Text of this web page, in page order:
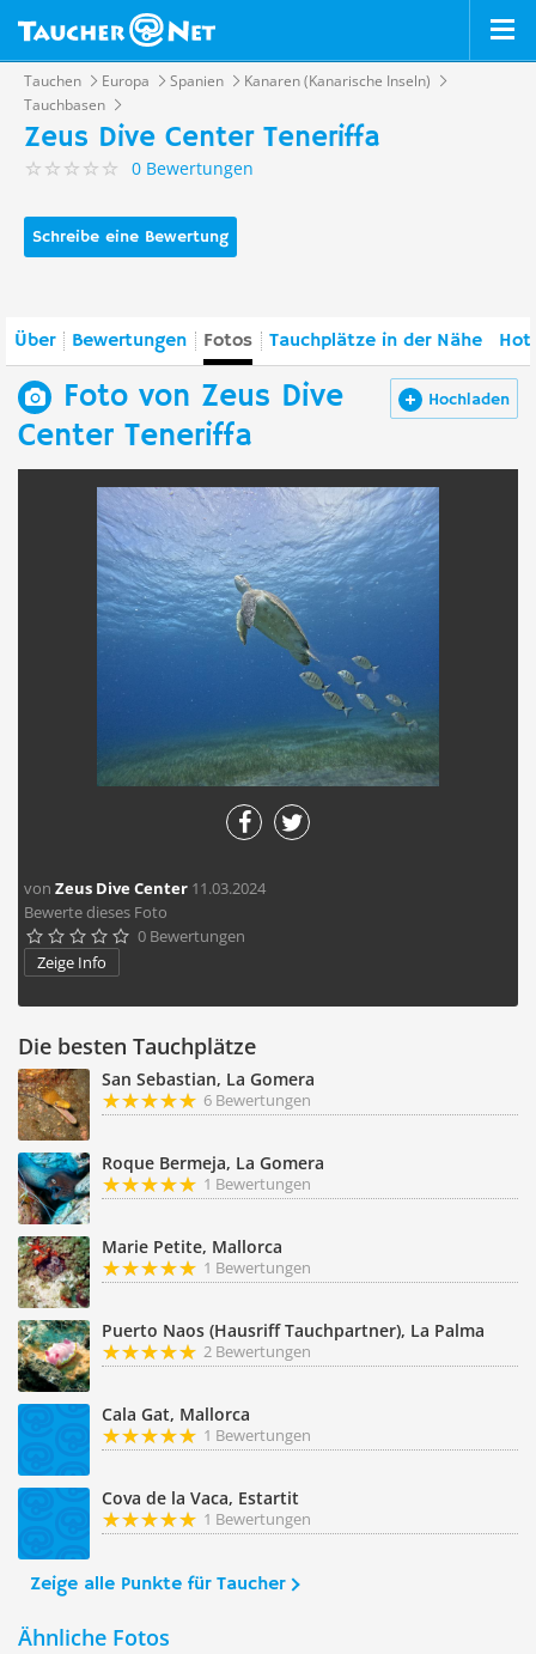
Tauchen Europa Spanien
Kanaren (Kanarische Inseln)
Tauchbasen
Zeus Dive Center Teneriffa
0 Bewertungen
Schreibe eine Bewertung
Über Bewertungen Fotos Tauchplätze in der Nähe
Hochladen
Foto von Zeus Dive
Center Teneriffa
von Zeus Dive Center 11.03.2024
Bewerte dieses Foto
     0 Bewertungen
Zeige Info
Die besten Tauchplätze
San Sebastian, La Gomera
6 Bewertungen
Roque Bermeja, La Gomera
1 Bewertungen
Marie Petite, Mallorca
1 Bewertungen
Puerto Naos (Hausriff Tauchpartner), La Palma
2 Bewertungen
Cala Gat, Mallorca
1 Bewertungen
Cova de la Vaca, Estartit
1 Bewertungen
Zeige alle Punkte für Taucher
Ähnliche Fotos